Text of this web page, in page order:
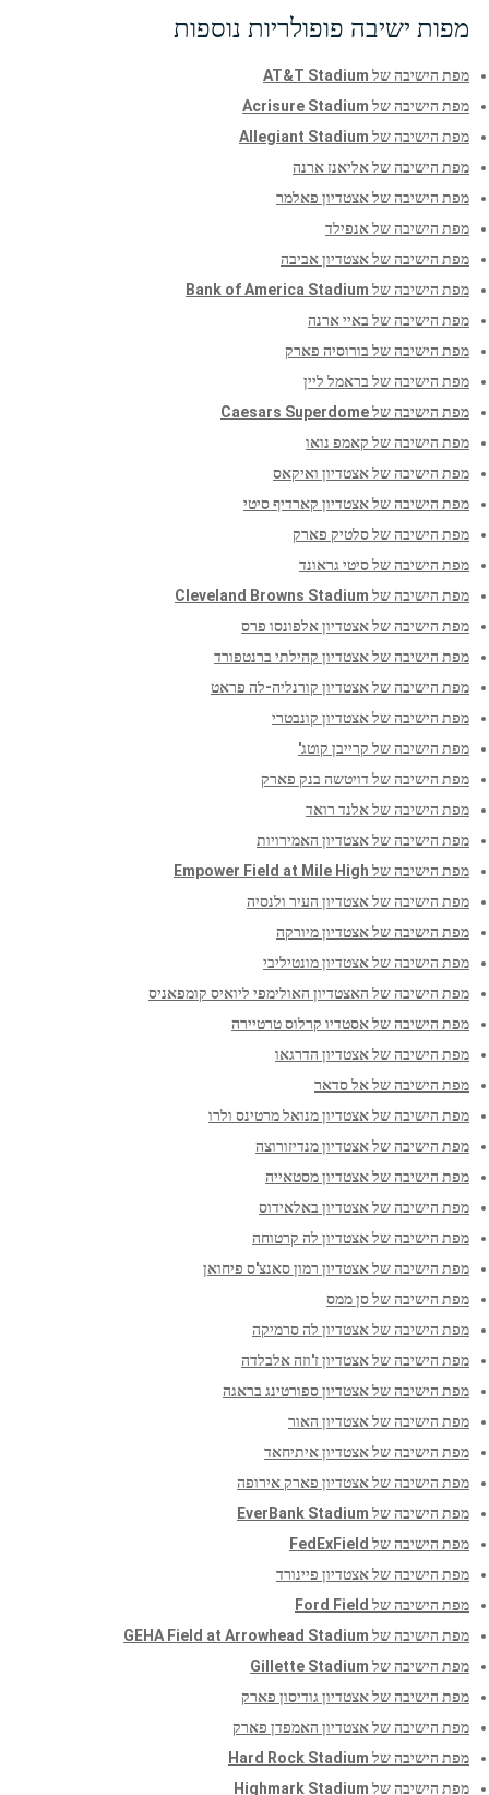
מפות ישיבה פופולריות נוספות
מפת הישיבה של AT&T Stadium
מפת הישיבה של Acrisure Stadium
מפת הישיבה של Allegiant Stadium
מפת הישיבה של אליאנז ארנה
מפת הישיבה של אצטדיון פאלמר
מפת הישיבה של אנפילד
מפת הישיבה של אצטדיון אביבה
מפת הישיבה של Bank of America Stadium
מפת הישיבה של באיי ארנה
מפת הישיבה של בורוסיה פארק
מפת הישיבה של בראמל ליין
מפת הישיבה של Caesars Superdome
מפת הישיבה של קאמפ נואו
מפת הישיבה של אצטדיון ואיקאס
מפת הישיבה של אצטדיון קארדיף סיטי
מפת הישיבה של סלטיק פארק
מפת הישיבה של סיטי גראונד
מפת הישיבה של Cleveland Browns Stadium
מפת הישיבה של אצטדיון אלפונסו פרס
מפת הישיבה של אצטדיון קהילתי ברנטפורד
מפת הישיבה של אצטדיון קורנליה-לה פראט
מפת הישיבה של אצטדיון קונבטרי
מפת הישיבה של קרייבן קוטג'
מפת הישיבה של דויטשה בנק פארק
מפת הישיבה של אלנד רואד
מפת הישיבה של אצטדיון האמירויות
מפת הישיבה של Empower Field at Mile High
מפת הישיבה של אצטדיון העיר ולנסיה
מפת הישיבה של אצטדיון מיורקה
מפת הישיבה של אצטדיון מונטיליבי
מפת הישיבה של האצטדיון האולימפי ליואיס קומפאניס
מפת הישיבה של אסטדיו קרלוס טרטיירה
מפת הישיבה של אצטדיון הדרגאו
מפת הישיבה של אל סדאר
מפת הישיבה של אצטדיון מנואל מרטינס ולרו
מפת הישיבה של אצטדיון מנדיזורוצה
מפת הישיבה של אצטדיון מסטאייה
מפת הישיבה של אצטדיון באלאידוס
מפת הישיבה של אצטדיון לה קרטוחה
מפת הישיבה של אצטדיון רמון סאנצ'ס פיחואן
מפת הישיבה של סן ממס
מפת הישיבה של אצטדיון לה סרמיקה
מפת הישיבה של אצטדיון ז'וזה אלבלדה
מפת הישיבה של אצטדיון ספורטינג בראגה
מפת הישיבה של אצטדיון האור
מפת הישיבה של אצטדיון איתיחאד
מפת הישיבה של אצטדיון פארק אירופה
מפת הישיבה של EverBank Stadium
מפת הישיבה של FedExField
מפת הישיבה של אצטדיון פיינורד
מפת הישיבה של Ford Field
מפת הישיבה של GEHA Field at Arrowhead Stadium
מפת הישיבה של Gillette Stadium
מפת הישיבה של אצטדיון גודיסון פארק
מפת הישיבה של אצטדיון האמפדן פארק
מפת הישיבה של Hard Rock Stadium
מפת הישיבה של Highmark Stadium